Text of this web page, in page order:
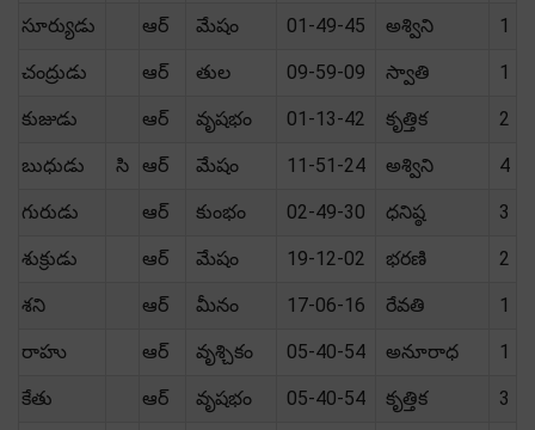
సూర్యుడు ఆర్ మేషం 01-49-45 అశ్విని 1
చంద్రుడు ఆర్ తుల 09-59-09 స్వాతి 1
కుజుడు ఆర్ వృషభం 01-13-42 కృత్తిక 2
బుధుడు సి ఆర్ మేషం 11-51-24 అశ్విని 4
గురుడు ఆర్ కుంభం 02-49-30 ధనిష్ఠ 3
శుక్రుడు ఆర్ మేషం 19-12-02 భరణి 2
శని ఆర్ మీనం 17-06-16 రేవతి 1
రాహు ఆర్ వృశ్చికం 05-40-54 అనూరాధ 1
కేతు ఆర్ వృషభం 05-40-54 కృత్తిక 3